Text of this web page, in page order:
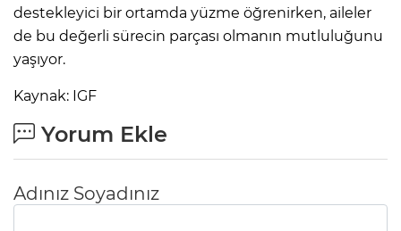
destekleyici bir ortamda yüzme öğrenirken, aileler
de bu değerli sürecin parçası olmanın mutluluğunu
yaşıyor.
Kaynak: IGF
Yorum Ekle
Adınız Soyadınız